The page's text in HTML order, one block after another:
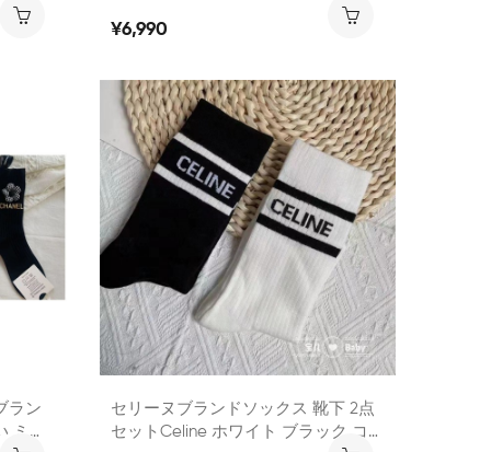
パン
ニポッチ 2点セット 女性向け 上品 大
容量 肩掛けバッグ
¥6,990
ラン
ミド
セリーヌブランドソックス 靴下 2点
セットCeline ホワイト ブラック コッ